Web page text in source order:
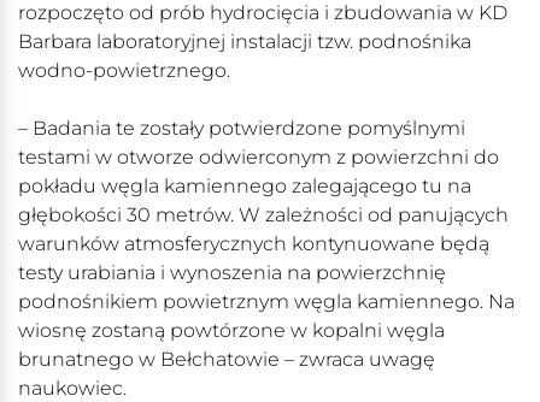
rozpoczęto od prób hydrocięcia i zbudowania w KD
Barbara laboratoryjnej instalacji tzw. podnośnika
wodno-powietrznego.
– Badania te zostały potwierdzone pomyślnymi
testami w otworze odwierconym z powierzchni do
pokładu węgla kamiennego zalegającego tu na
głębokości 30 metrów. W zależności od panujących
warunków atmosferycznych kontynuowane będą
testy urabiania i wynoszenia na powierzchnię
podnośnikiem powietrznym węgla kamiennego. Na
wiosnę zostaną powtórzone w kopalni węgla
brunatnego w Bełchatowie – zwraca uwagę
naukowiec.